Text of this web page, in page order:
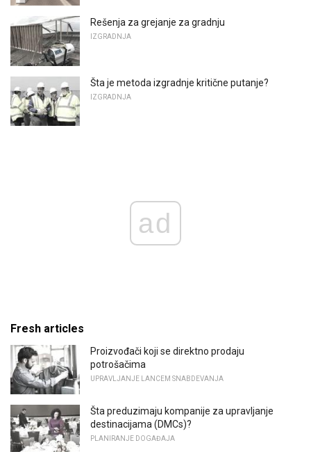
Rešenja za grejanje za gradnju
IZGRADNJA
Šta je metoda izgradnje kritične putanje?
IZGRADNJA
ad
Fresh articles
Proizvođači koji se direktno prodaju
potrošačima
UPRAVLJANJE LANCEM SNABDEVANJA
Šta preduzimaju kompanije za upravljanje
destinacijama (DMCs)?
PLANIRANJE DOGAĐAJA